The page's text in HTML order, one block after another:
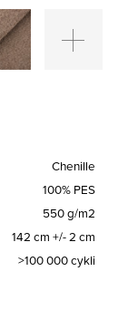
Chenille
100% PES
550 g/m2
142 cm +/- 2 cm
>100 000 cykli